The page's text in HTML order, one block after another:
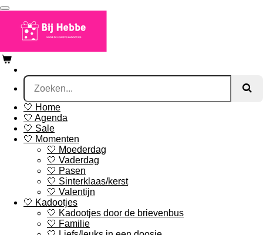
Ga
direct
naar
hoofdinhoud
🤍 Home
🤍 Agenda
🤍 Sale
🤍 Momenten
🤍 Moederdag
🤍 Vaderdag
🤍 Pasen
🤍 Sinterklaas/kerst
🤍 Valentijn
🤍 Kadootjes
🤍 Kadootjes door de brievenbus
🤍 Familie